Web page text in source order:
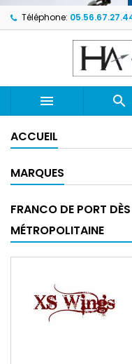
Téléphone:
 
ACCUEIL
MARQUES
FRANCO DE PORT
MÉTROPOLITAINE